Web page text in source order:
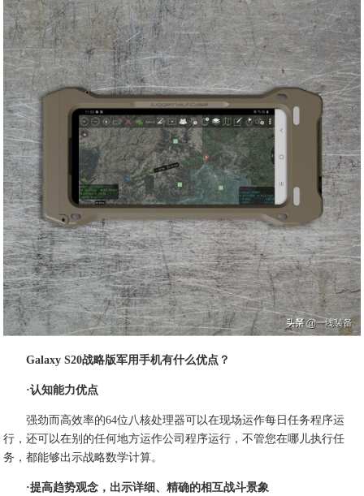
Galaxy S20战略版军用手机有什么优点？
·认知能力优点
强劲而高效率的64位八核处理器可以在现场运作每日任务程序运
行，还可以在别的任何地方运作公司程序运行，不管您在哪儿执行任
务，都能够出示战略数学计算。
·提高趋势观念，出示详细、精确的相互战斗景象